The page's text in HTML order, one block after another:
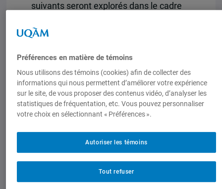
suivants seront explorés dans le cadre
coopération internationale France-
structurant l’univers de la diffusion en
ligne ;
* Inventaire des initiatives en
découvrabilité au Québec et en France ;
* Recensement des facteurs
déterminant la découvrabilité en ligne ;
* Enjeux méthodologiques de la mesure
de la découvrabilité en ligne ;
* Identification des marchés
Préférences en matière de témoins
Nous utilisons des témoins (cookies) afin de collecter des
informations qui nous permettent d’améliorer votre expérience
sur le site, de vous proposer des contenus vidéo, d’analyser les
statistiques de fréquentation, etc. Vous pouvez personnaliser
votre choix en sélectionnant « Préférences ».
Tout refuser
Autoriser les témoins